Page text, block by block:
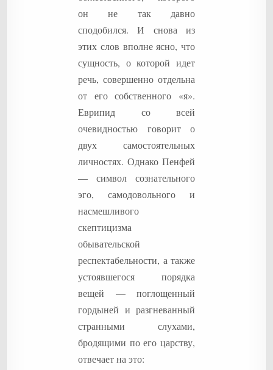
он не так давно
сподобился. И снова из
этих слов вполне ясно, что
сущность, о которой идет
речь, совершенно отдельна
от его собственного «я».
Еврипид со всей
очевидностью говорит о
двух самостоятельных
личностях. Однако Пенфей
— символ сознательного
эго, самодовольного и
насмешливого
скептицизма
обывательской
респектабельности, а также
устоявшегося порядка
вещей — поглощенный
гордыней и разгневанный
странными слухами,
бродящими по его царству,
отвечает на это: